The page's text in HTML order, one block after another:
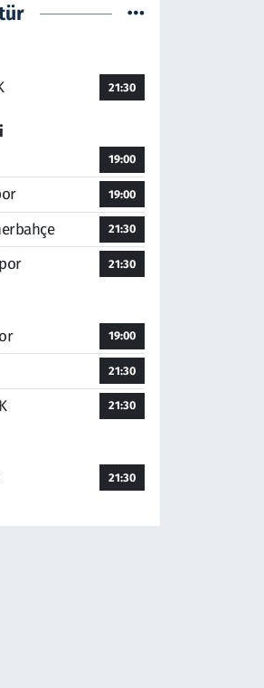
21:30
19:00
19:00
21:30
21:30
19:00
21:30
21:30
21:30